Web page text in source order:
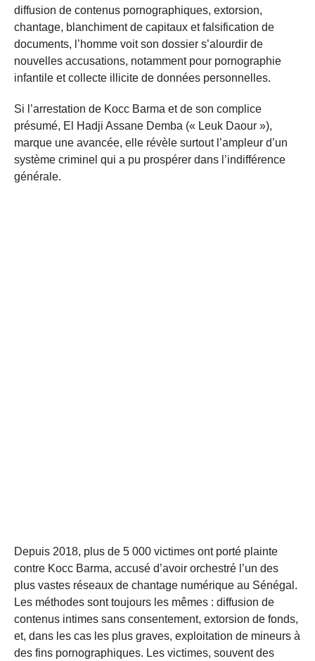
diffusion de contenus pornographiques, extorsion,
chantage, blanchiment de capitaux et falsification de
documents, l’homme voit son dossier s’alourdir de
nouvelles accusations, notamment pour pornographie
infantile et collecte illicite de données personnelles.
Si l’arrestation de Kocc Barma et de son complice
présumé, El Hadji Assane Demba (« Leuk Daour »),
marque une avancée, elle révèle surtout l’ampleur d’un
système criminel qui a pu prospérer dans l’indifférence
générale.
Depuis 2018, plus de 5 000 victimes ont porté plainte
contre Kocc Barma, accusé d’avoir orchestré l’un des
plus vastes réseaux de chantage numérique au Sénégal.
Les méthodes sont toujours les mêmes : diffusion de
contenus intimes sans consentement, extorsion de fonds,
et, dans les cas les plus graves, exploitation de mineurs à
des fins pornographiques. Les victimes, souvent des